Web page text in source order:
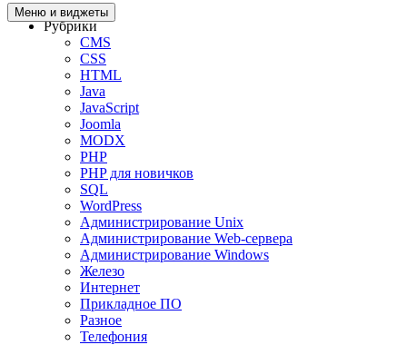
Главная
Рубрики
CMS
CSS
HTML
Java
JavaScript
Joomla
MODX
PHP
PHP для новичков
SQL
WordPress
Администрирование Unix
Администрирование Web-сервера
Администрирование Windows
Железо
Интернет
Прикладное ПО
Разное
Телефония
Меню и виджеты